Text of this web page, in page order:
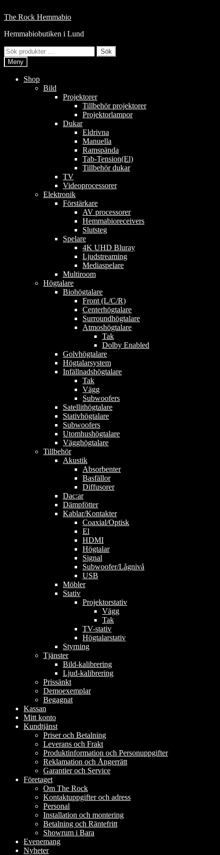
till
Hoppa
navigering
Hoppa
innehåll
The Rock Hemmabio
Hemmabiobutiken i Lund
Sök
efter:
Sök
Meny
Shop
Bild
Projektorer
Tillbehör projektorer
Projektorlampor
Dukar
Eldrivna
Manuella
Ramspända
Tab-Tension(El)
Tillbehör dukar
TV
Videoprocessorer
Elektronik
Förstärkare
AV processorer
Hemmabioreceivers
Slutsteg
Spelare
4K UHD Bluray
Ljudstreaming
Mediaspelare
Multiroom
Högtalare
Biohögtalare
Front (L/C/R)
Centerhögtalare
Surroundhögtalare
Atmoshögtalare
Tak
Dolby Enabled
Golvhögtalare
Högtalarsystem
Infällnadshögtalare
Tak
Vägg
Subwoofers
Satellithögtalare
Stativhögtalare
Subwoofers
Utomhushögtalare
Vägghögtalare
Tillbehör
Akustik
Absorbenter
Basfällor
Diffusorer
Dac:ar
Dämpfötter
Kablar/Kontakter
Coaxial/Optisk
El
HDMI
Högtalar
Signal
Subwoofer/Lågnivå
USB
Möbler
Stativ
Projektorstativ
Vägg
Tak
TV-stativ
Högtalarstativ
Styrning
Tjänster
Bild-kalibrering
Ljud-kalibrering
Prissänkt
Demoexemplar
Begagnat
Kassan
Mitt konto
Kundtjänst
Priser och Betalning
Leverans och Frakt
Produktinformation och Personuppgifter
Reklamation och Ångerrätt
Garantier och Service
Företaget
Om The Rock
Kontaktuppgifter och adress
Personal
Installation och montering
Betalning och Räntefritt
Showrum i Bara
Evenemang
Nyheter